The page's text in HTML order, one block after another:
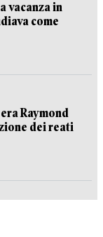
vacanza in
come
Raymond
dei reati